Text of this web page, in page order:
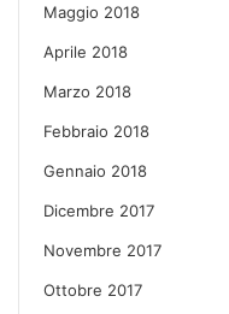
Maggio 2018
Aprile 2018
Marzo 2018
Febbraio 2018
Gennaio 2018
Dicembre 2017
Novembre 2017
Ottobre 2017